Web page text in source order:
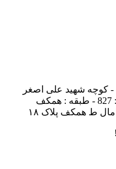
- کوچه شهید علی اصغر
ط همکف پلاک ۱۸